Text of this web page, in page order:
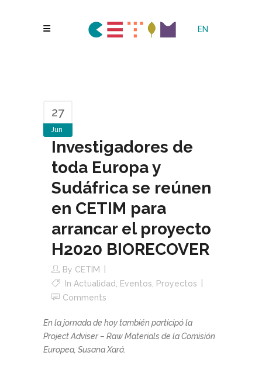
EN
27
Jun
Investigadores de
toda Europa y
Sudáfrica se reúnen
en CETIM para
arrancar el proyecto
H2020 BIORECOVER
By CETIM
In Actualidad Eventos
Proyectos
Comments
En la jornada de hoy también participó la
Project Adviser – Raw Materials de la Comisión
Europea, Susana Xará.